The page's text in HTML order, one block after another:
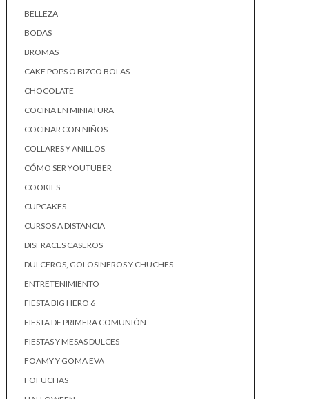
BELLEZA
BODAS
BROMAS
CAKE POPS O BIZCO BOLAS
CHOCOLATE
COCINA EN MINIATURA
COCINAR CON NIÑOS
COLLARES Y ANILLOS
CÓMO SER YOUTUBER
COOKIES
CUPCAKES
CURSOS A DISTANCIA
DISFRACES CASEROS
DULCEROS, GOLOSINEROS Y CHUCHES
ENTRETENIMIENTO
FIESTA BIG HERO 6
FIESTA DE PRIMERA COMUNIÓN
FIESTAS Y MESAS DULCES
FOAMY Y GOMA EVA
FOFUCHAS